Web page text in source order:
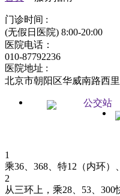
门诊时间 :
(无假日医院) 8:00-20:00
医院电话：
010-87792236
医院地址 :
北京市朝阳区华威南路西
公交站
1
乘36、368、特12（内环）
2
从三环上，乘28、53、300